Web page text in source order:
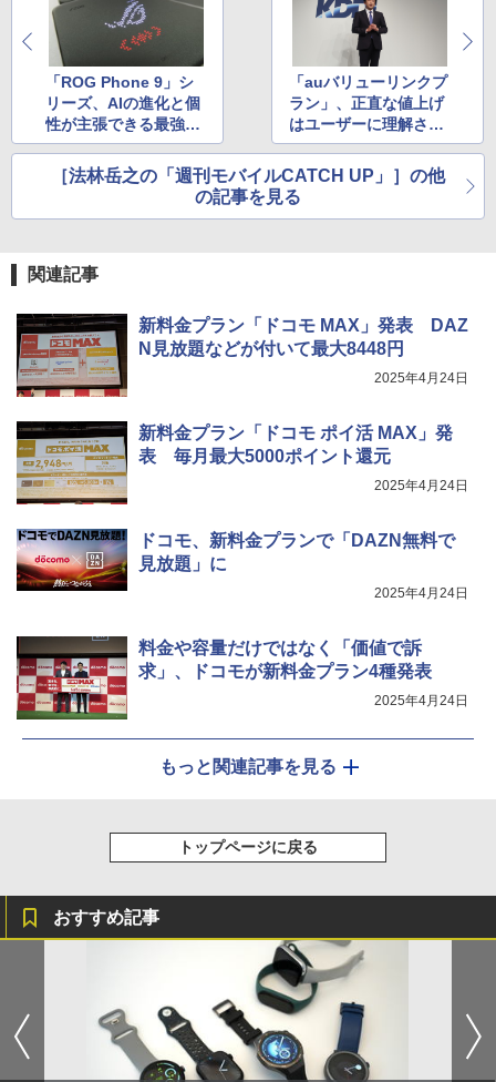
「ROG Phone 9」シ
リーズ、AIの進化と個
性が主張できる最強ゲ
ーミングスマートフォ
「auバリューリンクプ
ラン」、正直な値上げ
はユーザーに理解され
るか？
［法林岳之の「週刊モバイルCATCH UP」］の他
の記事を見る
関連記事
新料金プラン「ドコモ MAX」発表 DAZ
N見放題などが付いて最大8448円
2025年4月24日
新料金プラン「ドコモ ポイ活 MAX」発
表 毎月最大5000ポイント還元
2025年4月24日
ドコモ、新料金プランで「DAZN無料で
見放題」に
2025年4月24日
料金や容量だけではなく「価値で訴
求」、ドコモが新料金プラン4種発表
2025年4月24日
もっと関連記事を見る
トップページに戻る
おすすめ記事